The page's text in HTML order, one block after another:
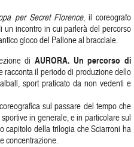
per Secret Florence, il coreografo
un incontro in cui parlerà del percorso
gioco del Pallone al bracciale.
di AURORA. Un percorso di
racconta il periodo di produzione dello
sport praticato da non vedenti e
sul passare del tempo che
in generale, e in particolare sul
capitolo della trilogia che Sciarroni ha
concentrazione.